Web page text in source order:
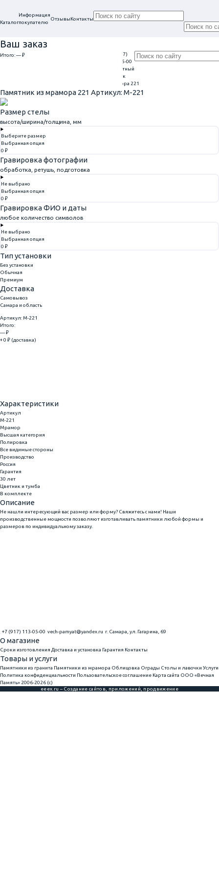
Каталог
Информация
покупателю
ОтзывыКонтакты
Ваш заказ
Итого:— ₽
Проконсультируем
+7 (917)
113-05-00
Обратный
звонок
Памятник из мрамора 221
Памятник из мрамора 221 Артикул: M-221
Размер стелы
высота/ширина/толщина, мм
Выберите размер
Выбранная опция
0 ₽
Гравировка фотографии
обработка, ретушь, подготовка
Не выбрано
Выбранная опция
0 ₽
Гравировка ФИО и даты
любое количество символов
Не выбрано
Выбранная опция
0 ₽
Тип установки
Без установки
Обычная
Премиум
Доставка
Самовывоз
Самара и область
Артикул: M-221
Итого:
— ₽
+ 0 ₽ (доставка)
Характеристики
Артикул
M-221
Мрамор
Высшая категория
Полировка
Все видимые стороны
Производство
Россия
Гарантия
30 лет
Цветник и тумба
В комплекте
Описание
Не нашли интересующий вас размер или форму? Свяжитесь с нами! Наши
производственные мощности позволяют изготавливать памятники любой формы и
размеров по индивидуальному заказу.
+7 (917) 113-05-00 vech-pamyat@yandex.ru г. Самара, ул. Гагарина, 69
О магазине
Сроки изготовления Доставка и установка Гарантия Контакты
Товары и услуги
Памятники из гранита Памятники из мрамора Облицовка Ограды Столы и лавочки Услуги
Политика конфиденциальности Пользовательское соглашение Карта сайта ООО «Вечная
Память» 2006-2026 (с)
eeex.ru – Создание сайтов, приложений, продвижение